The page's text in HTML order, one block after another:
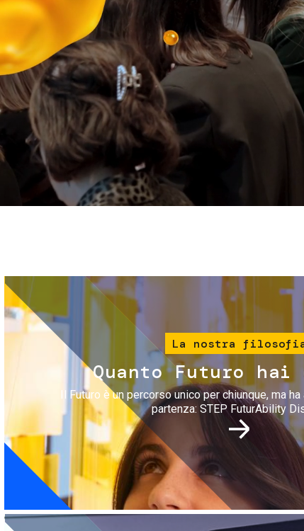
Immagine
La nostra
Quanto Futuro hai
Il Futuro è un percorso unico per chiunque, ma
partenza: STEP FuturAbility
Immagine